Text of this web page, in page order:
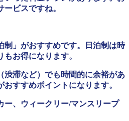
ビスですね。
制」がおすすめです。日泊制は時
お得になります。
渋滞など）でも時間的に余裕があ
すすめポイントになります。
ー、ウィークリー/マンスリープ